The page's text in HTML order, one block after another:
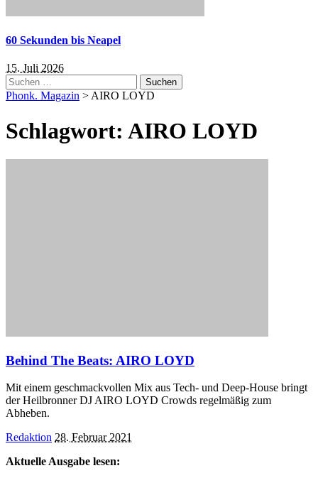
60 Sekunden bis Neapel
15. Juli 2026
Suchen
nach:
Phonk. Magazin > AIRO LOYD
Schlagwort: AIRO LOYD
Behind The Beats: AIRO LOYD
Mit einem geschmackvollen Mix aus Tech- und Deep-House bringt
der Heilbronner DJ AIRO LOYD Crowds regelmäßig zum
Abheben.
Posted
Redaktion 28. Februar 2021
Aktuelle Ausgabe lesen: